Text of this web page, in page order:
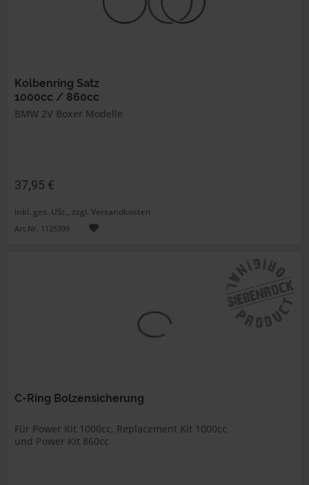
Kolbenring Satz
1000cc / 860cc
BMW 2V Boxer Modelle
37,95 €
inkl. ges. USt., zzgl. Versandkosten
Art.Nr. 1125399
C-Ring Bolzensicherung
Für Power Kit 1000cc, Replacement Kit 1000cc
und Power Kit 860cc